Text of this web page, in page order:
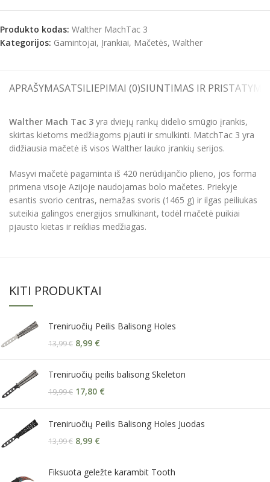
Produkto kodas: Walther MachTac 3
Kategorijos: Gamintojai, Įrankiai, Mačetės, Walther
APRAŠYMASATSILIEPIMAI (0)SIUNTIMAS IR
Walther Mach Tac 3 yra dviejų rankų didelio smūgio įrankis,
skirtas kietoms medžiagoms pjauti ir smulkinti. MatchTac 3 yra
didžiausia mačetė iš visos Walther lauko įrankių serijos.
Masyvi mačetė pagaminta iš 420 nerūdijančio plieno, jos forma
primena visoje Azijoje naudojamas bolo mačetes. Priekyje
esantis svorio centras, nemažas svoris (1465 g) ir ilgas peiliukas
suteikia galingos energijos smulkinant, todėl mačetė puikiai
pjausto kietas ir reiklias medžiagas.
KITI PRODUKTAI
Treniruočių Peilis Balisong Holes
13,99€ 8,99 €
Treniruočių peilis balisong Skeleton
19,99€ 17,80 €
Treniruočių Peilis Balisong Holes Juodas
13,99€ 8,99 €
Fiksuota geležte karambit Tooth